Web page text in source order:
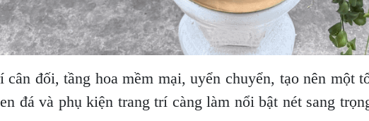
cân đối, tầng hoa mềm mại, uyển chuyển, tạo nên một
đá và phụ kiện trang trí càng làm nổi bật nét sang